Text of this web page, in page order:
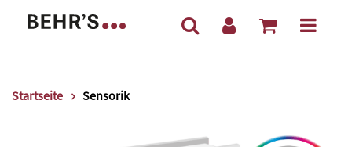
Startseite Sensorik